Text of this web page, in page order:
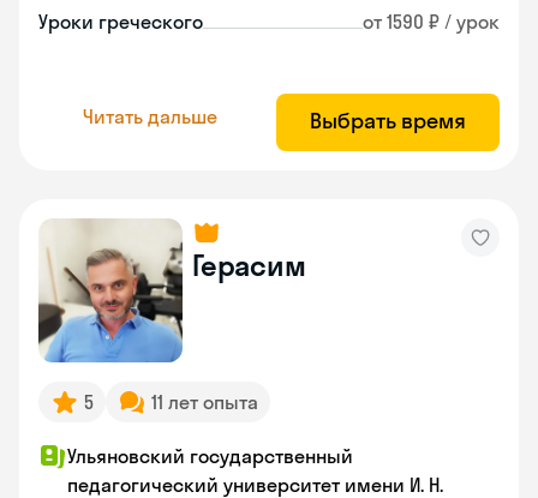
Уроки греческого от 1590 ₽ / урок
Читать дальше Выбрать время
Герасим
5 11 лет опыта
Ульяновский государственный
педагогический университет имени И. Н.